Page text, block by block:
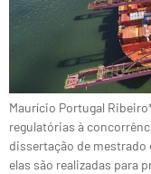
Maurício Portugal
regulatórias à
dissertação de mestrado
elas são realizadas para